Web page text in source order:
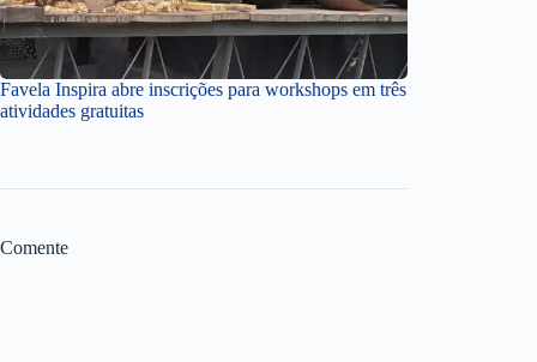
Favela Inspira abre inscrições para workshops em três
atividades gratuitas
Comente